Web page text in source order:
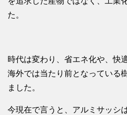
た。
時代は変わり、省エネ化や、快
海外では当たり前となっている
ました。
今現在で言うと、アルミサッシ